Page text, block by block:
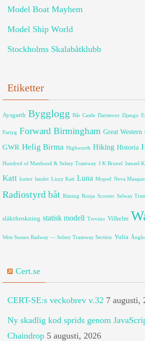
Model Boat Mayhem
Model Ship World
Stockholms Skalabåtklubb
Etiketter
Aysgarth Bygglogg Båt Castle Dartmoor Django
Fartyg Forward Birmingham Great Western
GWR Helig Birma Highworth Hiking Historia
Hundred of Manhood & Selsey Tramway I K Brunel Ismael
Katt kutter landet Lizzy Katt Luna Moped Neva
Radiostyrd båt Ritning Ronja Scooter Selway
släktforskning statisk modell Trevino Vilhelm
West Sussex Railway — Selsey Tramway Section Yulia
Cert.se
CERT-SE:s veckobrev v.32 7 augusti,
Ny skadlig kod sprids genom
Chaindrop 5 augusti, 2026